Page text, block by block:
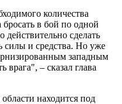
количества
в бой по одной
сделать
силы и средства. Но уже
западным
врага", – сказал глава
находится под